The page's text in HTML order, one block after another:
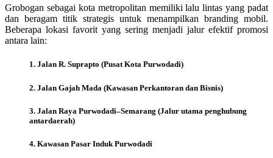
Grobogan sebagai kota metropolitan memiliki lalu lintas yang padat
dan beragam titik strategis untuk menampilkan branding mobil.
Beberapa lokasi favorit yang sering menjadi jalur efektif promosi
antara lain:
1. Jalan R. Suprapto (Pusat Kota Purwodadi)
2. Jalan Gajah Mada (Kawasan Perkantoran dan Bisnis)
3. Jalan Raya Purwodadi–Semarang (Jalur utama penghubung
antardaerah)
4. Kawasan Pasar Induk Purwodadi